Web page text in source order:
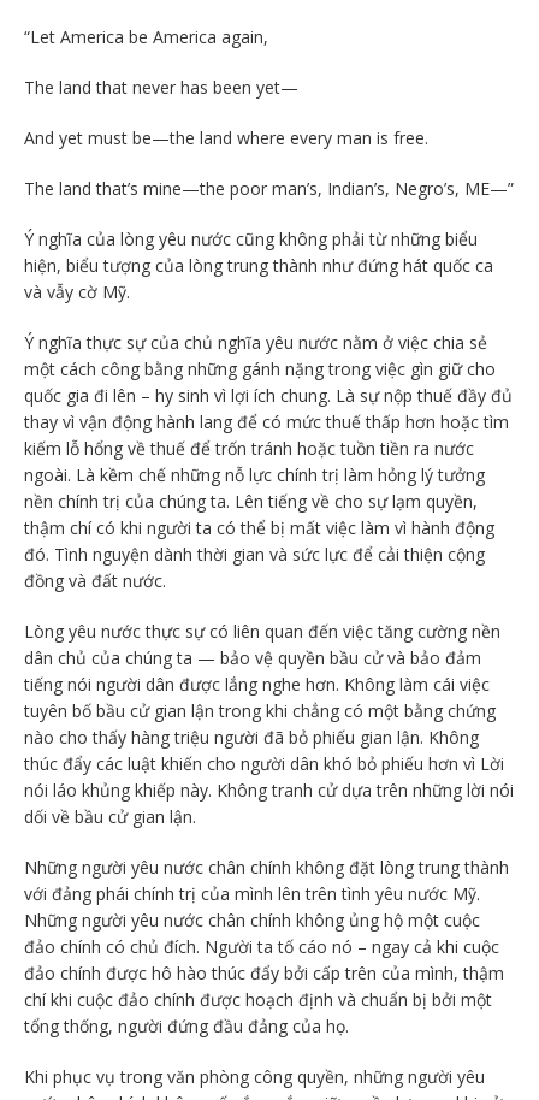
“Let America be America again,
The land that never has been yet—
And yet must be—the land where every man is free.
The land that’s mine—the poor man’s, Indian’s, Negro’s, ME—”
Ý nghĩa của lòng yêu nước cũng không phải từ những biểu
hiện, biểu tượng của lòng trung thành như đứng hát quốc ca
và vẫy cờ Mỹ.
Ý nghĩa thực sự của chủ nghĩa yêu nước nằm ở việc chia sẻ
một cách công bằng những gánh nặng trong việc gìn giữ cho
quốc gia đi lên – hy sinh vì lợi ích chung. Là sự nộp thuế đầy đủ
thay vì vận động hành lang để có mức thuế thấp hơn hoặc tìm
kiếm lỗ hổng về thuế để trốn tránh hoặc tuồn tiền ra nước
ngoài. Là kềm chế những nỗ lực chính trị làm hỏng lý tưởng
nền chính trị của chúng ta. Lên tiếng về cho sự lạm quyền,
thậm chí có khi người ta có thể bị mất việc làm vì hành động
đó. Tình nguyện dành thời gian và sức lực để cải thiện cộng
đồng và đất nước.
Lòng yêu nước thực sự có liên quan đến việc tăng cường nền
dân chủ của chúng ta — bảo vệ quyền bầu cử và bảo đảm
tiếng nói người dân được lắng nghe hơn. Không làm cái việc
tuyên bố bầu cử gian lận trong khi chẳng có một bằng chứng
nào cho thấy hàng triệu người đã bỏ phiếu gian lận. Không
thúc đẩy các luật khiến cho người dân khó bỏ phiếu hơn vì Lời
nói láo khủng khiếp này. Không tranh cử dựa trên những lời nói
dối về bầu cử gian lận.
Những người yêu nước chân chính không đặt lòng trung thành
với đảng phái chính trị của mình lên trên tình yêu nước Mỹ.
Những người yêu nước chân chính không ủng hộ một cuộc
đảo chính có chủ đích. Người ta tố cáo nó – ngay cả khi cuộc
đảo chính được hô hào thúc đẩy bởi cấp trên của mình, thậm
chí khi cuộc đảo chính được hoạch định và chuẩn bị bởi một
tổng thống, người đứng đầu đảng của họ.
Khi phục vụ trong văn phòng công quyền, những người yêu